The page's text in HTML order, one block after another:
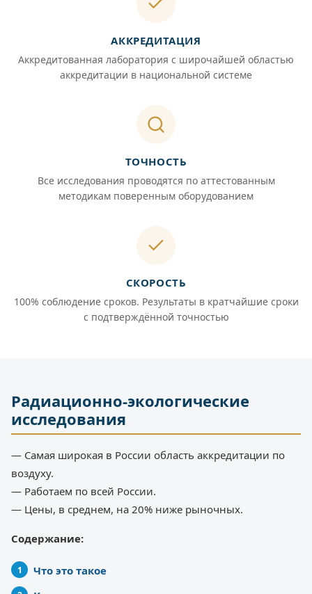
АККРЕДИТАЦИЯ
Аккредитованная лаборатория с широчайшей областью
аккредитации в национальной системе
ТОЧНОСТЬ
Все исследования проводятся по аттестованным
методикам поверенным оборудованием
СКОРОСТЬ
100% соблюдение сроков. Результаты в кратчайшие сроки
с подтверждённой точностью
Радиационно-экологические
исследования
— Самая широкая в России область аккредитации по
воздуху.
— Работаем по всей России.
— Цены, в среднем, на 20% ниже рыночных.
Содержание:
Что это такое